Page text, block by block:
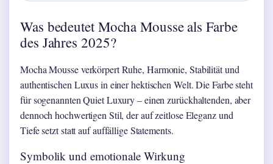
Was bedeutet Mocha Mousse als Farbe
des Jahres 2025?
Mocha Mousse verkörpert Ruhe, Harmonie, Stabilität und
authentischen Luxus in einer hektischen Welt. Die Farbe steht
für sogenannten Quiet Luxury – einen zurückhaltenden, aber
dennoch hochwertigen Stil, der auf zeitlose Eleganz und
Tiefe setzt statt auf auffällige Statements.
Symbolik und emotionale Wirkung